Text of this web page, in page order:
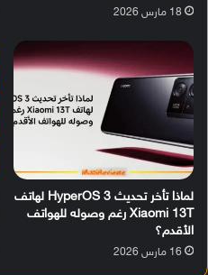
18 مارس 2026
لماذا تأخر تحديث HyperOS 3 لهاتف
Xiaomi 13T رغم وصوله للهواتف
الأقدم؟
16 مارس 2026